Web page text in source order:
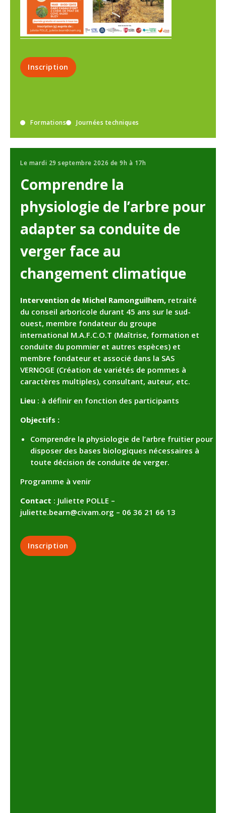
Inscription
Formations Journées techniques
Le mardi 29 septembre 2026 de 9h à 17h
Comprendre la
physiologie de l’arbre pour
adapter sa conduite de
verger face au
changement climatique
Intervention de Michel Ramonguilhem, retraité
du conseil arboricole durant 45 ans sur le sud-
ouest, membre fondateur du groupe
international M.A.F.C.O.T (Maîtrise, formation et
conduite du pommier et autres espèces) et
membre fondateur et associé dans la SAS
VERNOGE (Création de variétés de pommes à
caractères multiples), consultant, auteur, etc.
Lieu : à définir en fonction des participants
Objectifs :
Comprendre la physiologie de l’arbre fruitier pour
disposer des bases biologiques nécessaires à
toute décision de conduite de verger.
Programme à venir
Contact : Juliette POLLE –
juliette.bearn@civam.org – 06 36 21 66 13
Inscription